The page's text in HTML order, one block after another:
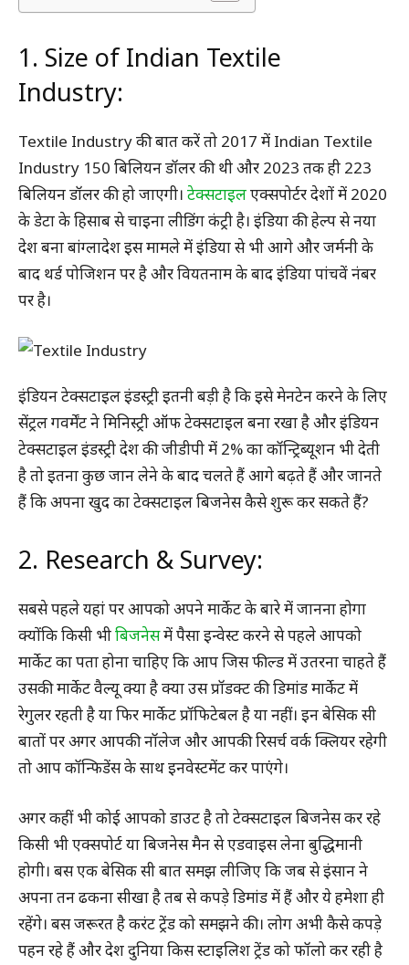
1. Size of Indian Textile
Industry:
Textile Industry की बात करें तो 2017 में Indian Textile
Industry 150 बिलियन डॉलर की थी और 2023 तक ही 223
बिलियन डॉलर की हो जाएगी। टेक्सटाइलएक्सपोर्टर देशों में 2020
के डेटा के हिसाब से चाइना लीडिंग कंट्री है। इंडिया की हेल्प से नया
देश बना बांग्लादेश इस मामले में इंडिया से भी आगे और जर्मनी के
बाद थर्ड पोजिशन पर है और वियतनाम के बाद इंडिया पांचवें नंबर
पर है।
इंडियन टेक्सटाइल इंडस्ट्री इतनी बड़ी है कि इसे मेनटेन करने के लिए
सेंट्रल गवर्मेंट ने मिनिस्ट्री ऑफ टेक्सटाइल बना रखा है और इंडियन
टेक्सटाइल इंडस्ट्री देश की जीडीपी में 2% का कॉन्ट्रिब्यूशन भी देती
है तो इतना कुछ जान लेने के बाद चलते हैं आगे बढ़ते हैं और जानते
हैं कि अपना खुद का टेक्सटाइल बिजनेस कैसे शुरू कर सकते हैं?
2. Research & Survey:
सबसे पहले यहां पर आपको अपने मार्केट के बारे में जानना होगा
क्योंकि किसी भीबिजनेसमें पैसा इन्वेस्ट करने से पहले आपको
मार्केट का पता होना चाहिए कि आप जिस फील्ड में उतरना चाहते हैं
उसकी मार्केट वैल्यू क्या है क्या उस प्रॉडक्ट की डिमांड मार्केट में
रेगुलर रहती है या फिर मार्केट प्रॉफिटेबल है या नहीं। इन बेसिक सी
बातों पर अगर आपकी नॉलेज और आपकी रिसर्च वर्क क्लियर रहेगी
तो आप कॉन्फिडेंस के साथ इनवेस्टमेंट कर पाएंगे।
अगर कहीं भी कोई आपको डाउट है तो टेक्सटाइल बिजनेस कर रहे
किसी भी एक्सपोर्ट या बिजनेस मैन से एडवाइस लेना बुद्धिमानी
होगी। बस एक बेसिक सी बात समझ लीजिए कि जब से इंसान ने
अपना तन ढकना सीखा है तब से कपड़े डिमांड में हैं और ये हमेशा ही
रहेंगे। बस जरूरत है करंट ट्रेंड को समझने की। लोग अभी कैसे कपड़े
पहन रहे हैं और देश दुनिया किस स्टाइलिश ट्रेंड को फॉलो कर रही है